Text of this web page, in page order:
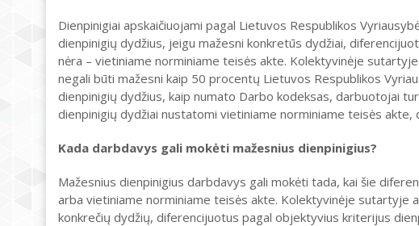
Dienpinigiai apskaičiuojami pagal Lietuvos Respublikos
dienpinigių dydžius, jeigu mažesni konkretūs dydžiai,
nėra – vietiniame norminiame teisės akte. Kolektyvinėje
negali būti mažesni kaip 50 procentų Lietuvos Respublikos
dienpinigių dydžius, kaip numato Darbo kodeksas, darbuotojai
dienpinigių dydžiai nustatomi vietiniame norminiame teisės
Kada darbdavys gali mokėti mažesnius dienpinigius?
Mažesnius dienpinigius darbdavys gali mokėti tada, kai šie
arba vietiniame norminiame teisės akte. Kolektyvinėje sutartyje
konkrečių dydžių, diferencijuotus pagal objektyvius kriterijus